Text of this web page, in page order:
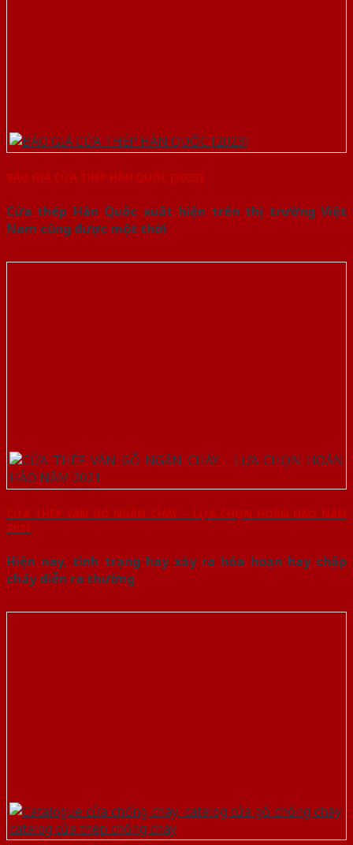
BÁO GIÁ CỬA THÉP HÀN QUỐC [2023]
Cửa thép Hàn Quốc xuất hiện trên thị trường Việt
Nam cũng được một thời
CỬA THÉP VÂN GỖ NGĂN CHÁY – LỰA CHỌN HOÀN HẢO NĂM
2021
Hiện nay, tình trạng hay xảy ra hỏa hoạn hay chập
cháy diễn ra thường